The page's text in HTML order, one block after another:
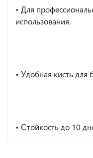
• Для
использования.
• Удобная кисть для
• Стойкость до 10